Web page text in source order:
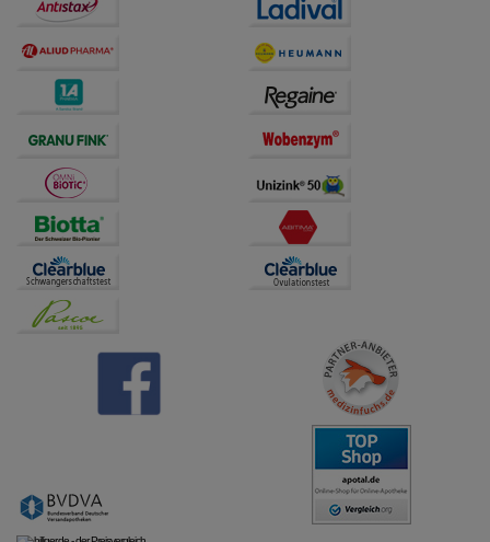
Dritte wie z.B. Google oder soziale Medien